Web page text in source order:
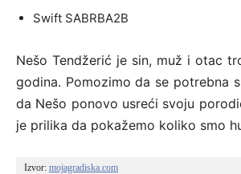
Swift SABRBA2B
Nešo Tendžerić je sin, muž i otac
godina. Pomozimo da se potrebna
da Nešo ponovo usreći svoju
je prilika da pokažemo koliko smo
Izvor: mojagradiska.com